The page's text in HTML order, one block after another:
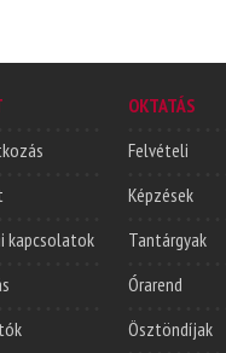
kapcsolatok
OKTATÁS
Felvételi
Képzések
Tantárgyak
Órarend
Ösztöndíjak